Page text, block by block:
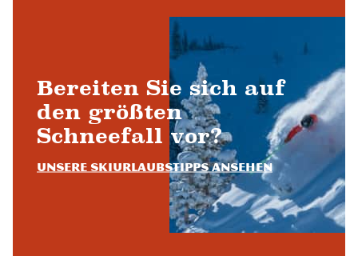
Bereiten Sie sich auf
den größten
Schneefall vor?
Unsere Skiurlaubstipps ansehen